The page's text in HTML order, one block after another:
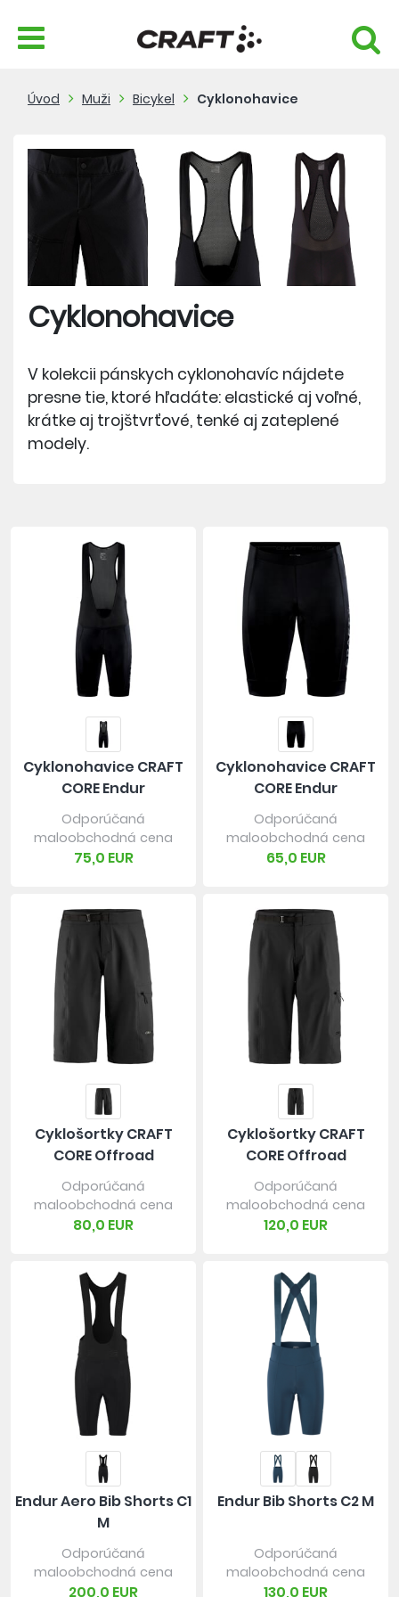
Úvod Muži Bicykel Cyklonohavice
Cyklonohavice
V kolekcii pánskych cyklonohavíc nájdete
presne tie, ktoré hľadáte: elastické aj voľné,
krátke aj trojštvrťové, tenké aj zateplené
modely.
Cyklonohavice CRAFT
CORE Endur
Odporúčaná
maloobchodná cena
75,0 EUR
Cyklonohavice CRAFT
CORE Endur
Odporúčaná
maloobchodná cena
65,0 EUR
Cyklošortky CRAFT
CORE Offroad
Odporúčaná
maloobchodná cena
80,0 EUR
Cyklošortky CRAFT
CORE Offroad
Odporúčaná
maloobchodná cena
120,0 EUR
Endur Aero Bib Shorts C1
M
Odporúčaná
maloobchodná cena
200,0 EUR
Endur Bib Shorts C2 M
Odporúčaná
maloobchodná cena
130,0 EUR